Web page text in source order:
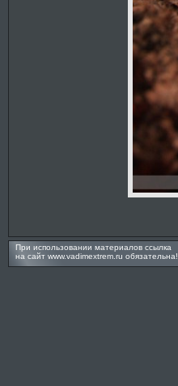
При использовании материалов ссылка
на сайт www.vadimextrem.ru обязательна!